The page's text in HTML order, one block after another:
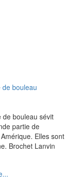
de bouleau sévit
partie de
Elles sont
Brochet Lanvin